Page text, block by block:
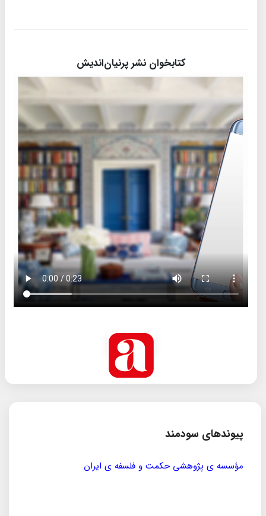
کتابخوان نشر پرنیان‌اندیش
پیوندهای سودمند
مؤسسه ی پژوهشی حکمت و فلسفه ی ایران